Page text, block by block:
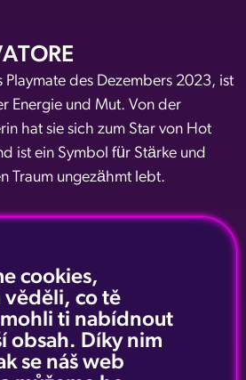
Playmate des Dezembers 2023, ist
Energie und Mut. Von der
hat sie sich zum Star von Hot
ist ein Symbol für Stärke und
Traum ungezähmt lebt.
cookies,
věděli, co tě
ti nabídnout
obsah. Díky nim
se náš web